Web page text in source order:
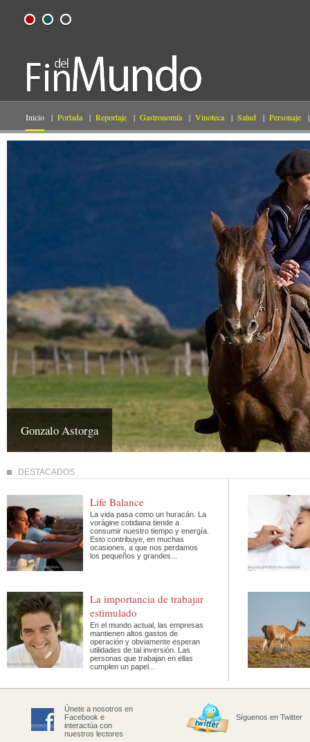
Inicio | Portada | Reportaje | Gastronomía | Vinoteca | Salud | Personaje |
Gonzalo Astorga
DESTACADOS
Life Balance
La vida pasa como un huracán. La
vorágine cotidiana tiende a
consumir nuestro tiempo y energía.
Esto contribuye, en muchas
ocasiones, a que nos perdamos
los pequeños y grandes...
La importancia de trabajar
estimulado
En el mundo actual, las empresas
mantienen altos gastos de
operación y obviamente esperan
utilidades de tal inversión. Las
personas que trabajan en ellas
cumplen un papel...
Únete a nosotros en
Facebook e
interactúa con
nuestros lectores
Síguenos en Twitter